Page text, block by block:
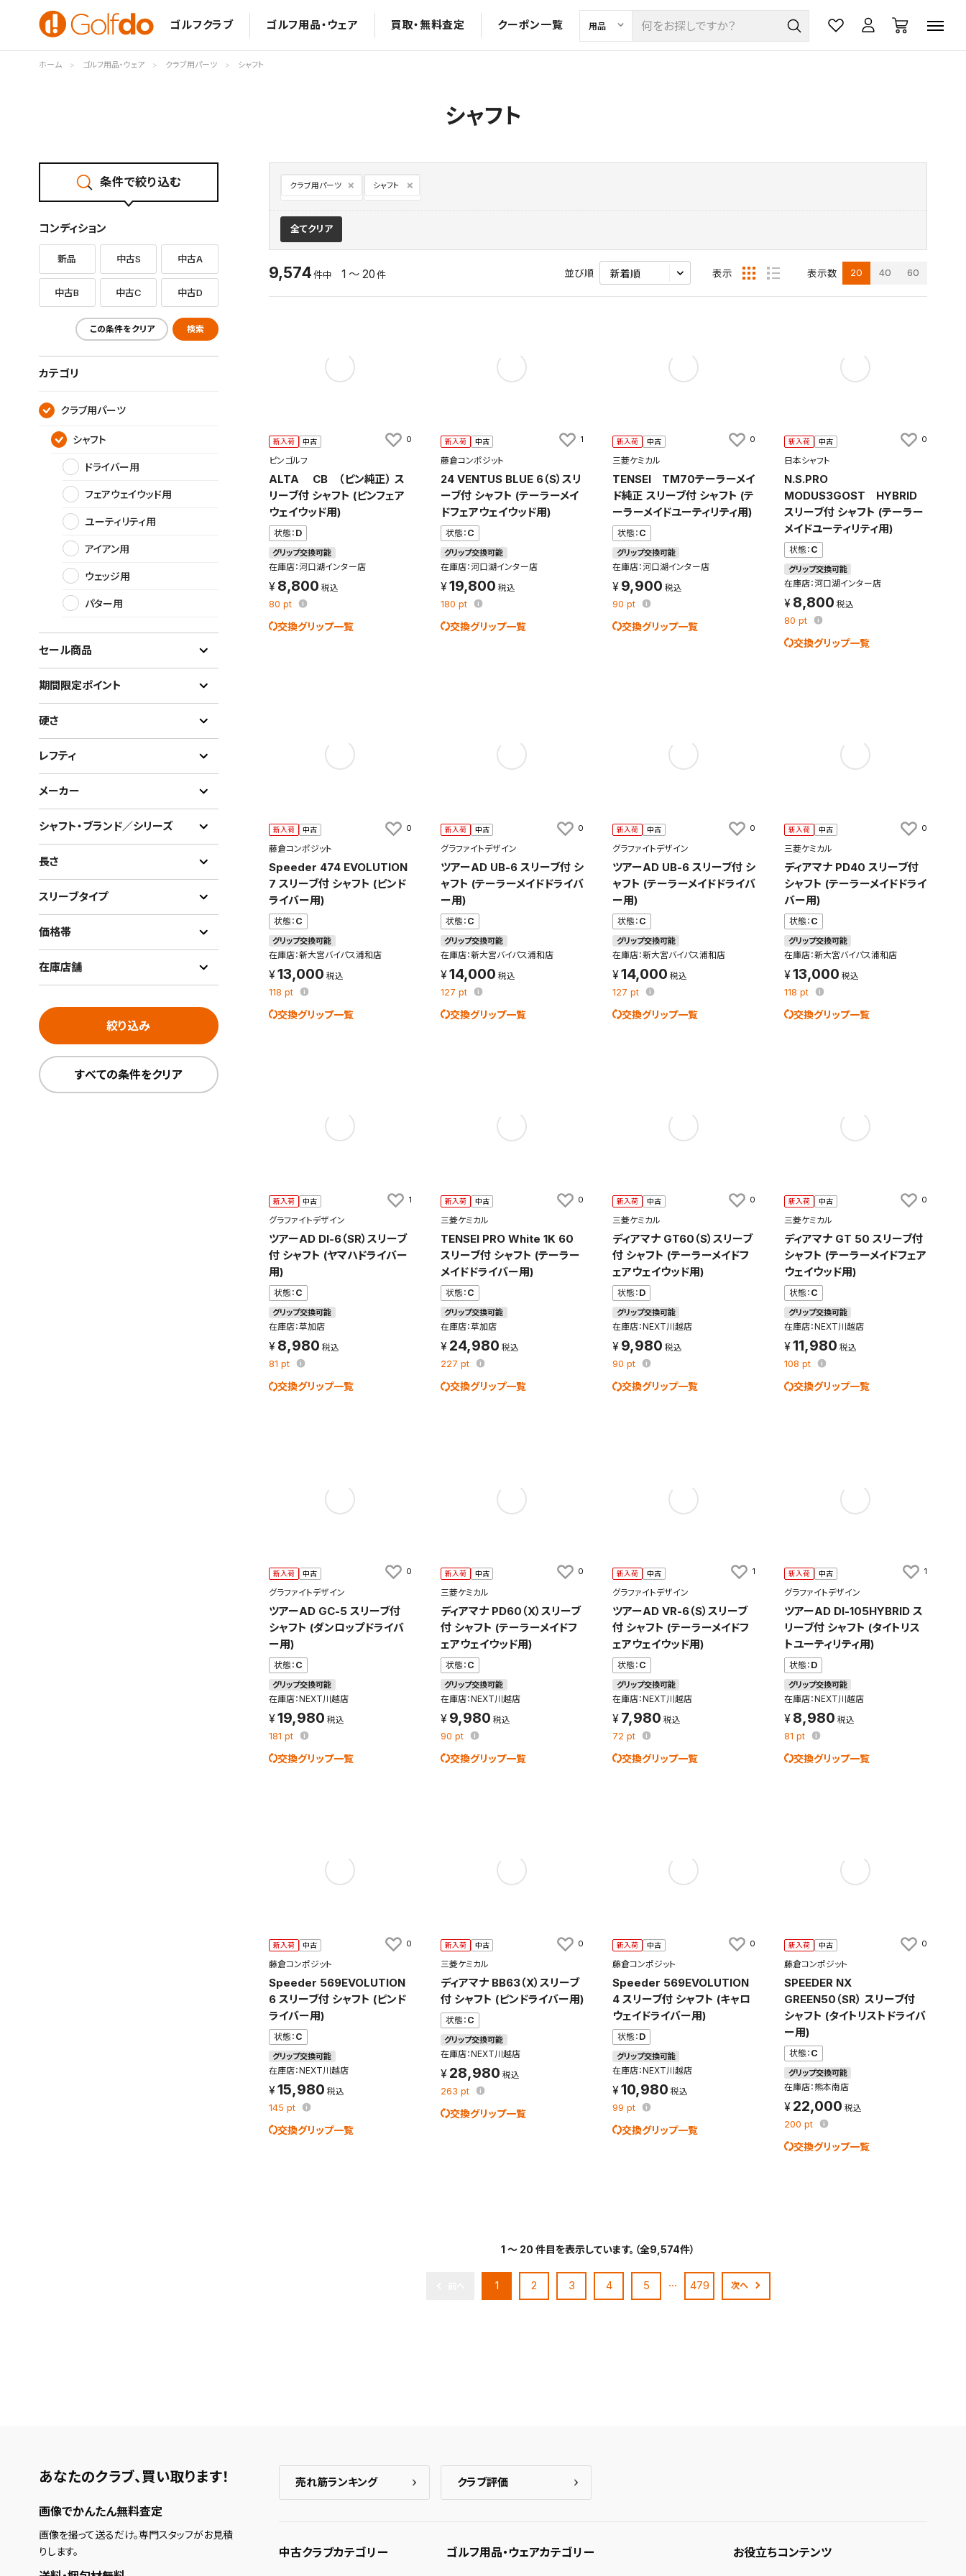
ゴルフクラブ ゴルフ用品・ウェア 買取・無料査定 クーポン一覧
ホーム ゴルフ用品・ウェア クラブ用パーツ シャフト
シャフト
クラブ用パーツ シャフト
全てクリア
9,574 件中 1 ～ 20 件 並び順 表示 表示数 20 40 60
新入荷 中古
ピンゴルフ
ALTA CB （ピン純正） ス
リーブ付 シャフト (ピンフェア
ウェイウッド用)
状態： D
グリップ交換可能
在庫店：河口湖インター店
8,800
80 pt
交換グリップ一覧
0 新入荷 中古
藤倉コンポジット
24 VENTUS BLUE 6（S）スリ
ーブ付 シャフト (テーラーメイ
ドフェアウェイウッド用)
状態： C
グリップ交換可能
在庫店：河口湖インター店
19,800
180 pt
交換グリップ一覧
1 新入荷 中古
三菱ケミカル
TENSEI TM70テーラーメイ
ド純正 スリーブ付 シャフト (テ
ーラーメイドユーティリティ用)
状態： C
グリップ交換可能
在庫店：河口湖インター店
9,900
90 pt
交換グリップ一覧
0 新入荷 中古
日本シャフト
N.S.PRO
MODUS3GOST HYBRID
スリーブ付 シャフト (テーラー
メイドユーティリティ用)
状態： C
グリップ交換可能
在庫店：河口湖インター店
8,800
80pt
交換グリップ一覧
0
新入荷 中古
藤倉コンポジット
Speeder 474 EVOLUTION
7 スリーブ付 シャフト (ピンド
ライバー用)
状態： C
グリップ交換可能
在庫店：新大宮バイパス浦和店
13,000
118 pt
交換グリップ一覧
0 新入荷 中古
グラファイトデザイン
ツアーAD UB-6 スリーブ付 シ
ャフト (テーラーメイドドライバ
ー用)
状態： C
グリップ交換可能
在庫店：新大宮バイパス浦和店
14,000
127 pt
交換グリップ一覧
0 新入荷 中古
グラファイトデザイン
ツアーAD UB-6 スリーブ付 シ
ャフト (テーラーメイドドライバ
ー用)
状態： C
グリップ交換可能
在庫店：新大宮バイパス浦和店
14,000
127 pt
交換グリップ一覧
0 新入荷 中古
三菱ケミカル
ディアマナ PD40 スリーブ付
シャフト (テーラーメイドドライ
バー用)
状態： C
グリップ交換可能
在庫店：新大宮バイパス浦和店
13,000
118pt
交換グリップ一覧
0
新入荷 中古
グラファイトデザイン
ツアーAD DI-6（SR）スリーブ
付 シャフト (ヤマハドライバー
用)
状態： C
グリップ交換可能
在庫店：草加店
8,980
81 pt
交換グリップ一覧
1 新入荷 中古
三菱ケミカル
TENSEI PRO White 1K 60
スリーブ付 シャフト (テーラー
メイドドライバー用)
状態： C
グリップ交換可能
在庫店：草加店
24,980
227 pt
交換グリップ一覧
0 新入荷 中古
三菱ケミカル
ディアマナ GT60（S）スリーブ
付 シャフト (テーラーメイドフ
ェアウェイウッド用)
状態： D
グリップ交換可能
在庫店：NEXT川越店
9,980
90 pt
交換グリップ一覧
0 新入荷 中古
三菱ケミカル
ディアマナ GT 50 スリーブ付
シャフト (テーラーメイドフェア
ウェイウッド用)
状態： C
グリップ交換可能
在庫店：NEXT川越店
11,980
108pt
交換グリップ一覧
0
新入荷 中古
グラファイトデザイン
ツアーAD GC-5 スリーブ付
シャフト (ダンロップドライバ
ー用)
状態： C
グリップ交換可能
在庫店：NEXT川越店
19,980
181 pt
交換グリップ一覧
0 新入荷 中古
三菱ケミカル
ディアマナ PD60（X）スリーブ
付 シャフト (テーラーメイドフ
ェアウェイウッド用)
状態： C
グリップ交換可能
在庫店：NEXT川越店
9,980
90 pt
交換グリップ一覧
0 新入荷 中古
グラファイトデザイン
ツアーAD VR-6（S）スリーブ
付 シャフト (テーラーメイドフ
ェアウェイウッド用)
状態： C
グリップ交換可能
在庫店：NEXT川越店
7,980
72 pt
交換グリップ一覧
1 新入荷 中古
グラファイトデザイン
ツアーAD DI-105HYBRID ス
リーブ付 シャフト (タイトリス
トユーティリティ用)
状態： D
グリップ交換可能
在庫店：NEXT川越店
8,980
81pt
交換グリップ一覧
1
新入荷 中古
藤倉コンポジット
Speeder 569EVOLUTION
6 スリーブ付 シャフト (ピンド
ライバー用)
状態： C
グリップ交換可能
在庫店：NEXT川越店
15,980
145 pt
交換グリップ一覧
0 新入荷 中古
三菱ケミカル
ディアマナ BB63（X）スリーブ
付 シャフト (ピンドライバー用)
状態： C
グリップ交換可能
在庫店：NEXT川越店
28,980
263 pt
交換グリップ一覧
0 新入荷 中古
藤倉コンポジット
Speeder 569EVOLUTION
4 スリーブ付 シャフト (キャロ
ウェイドライバー用)
状態： D
グリップ交換可能
在庫店：NEXT川越店
10,980
99 pt
交換グリップ一覧
0 新入荷 中古
藤倉コンポジット
SPEEDER NX
GREEN50（SR） スリーブ付
シャフト (タイトリストドライバ
ー用)
状態： C
グリップ交換可能
在庫店：熊本南店
22,000
200pt
交換グリップ一覧
0
検索条件を保存
この検索条件をマイページ内「保存検索条件一覧」に保存します。
新着通知を「する」にすると、この条件に一致する商品が入荷した際に、メール及びお客様
のアカウント内の「お知らせ」で通知します。
保存された検索条件は変更できません。
条件を変更したい場合は、マイページの「保存検索条件一覧」から画面を表示し、条件を変更
の上、保存し直してください。
保存する
検索条件を保存
検索条件を保存しました。
これまで保存した検索条件は、マイページの「保存検索条件一覧」で確認できます。
1 ～ 20 件目を表示しています。（全9,574件）
1 2 3 4 5 … 479 次へ
条件で絞り込む
コンディション
新品 中古S 中古A
中古B 中古C 中古D
この条件をクリア 検索
カテゴリ
クラブ用パーツ
シャフト
ドライバー用
フェアウェイウッド用
ユーティリティ用
アイアン用
ウェッジ用
パター用
セール商品
期間限定ポイント
硬さ
レフティ
メーカー
シャフト・ブランド／シリーズ
長さ
スリーブタイプ
価格帯
在庫店舗
絞り込み
すべての条件をクリア
あなたのクラブ、 買い取ります！
画像でかんたん無料査定
画像を撮って送るだけ。専門スタッフがお見積
りします。
売れ筋ランキング クラブ評価
中古クラブカテゴリー ゴルフ用品・ウェアカテゴリー お役立ちコンテンツ